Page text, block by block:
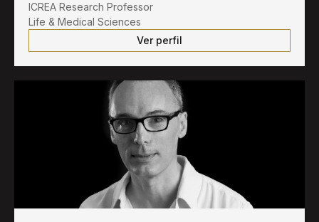
ICREA Research Professor
Life & Medical Sciences
Ver perfil